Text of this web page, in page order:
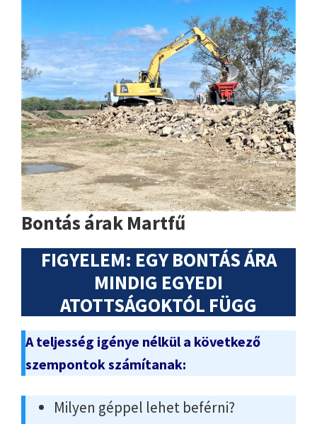
Bontás árak Martfű
FIGYELEM: EGY BONTÁS ÁRA
MINDIG EGYEDI
ATOTTSÁGOKTÓL FÜGG
A teljesség igénye nélkül a következő
szempontok számítanak:
Milyen géppel lehet beférni?